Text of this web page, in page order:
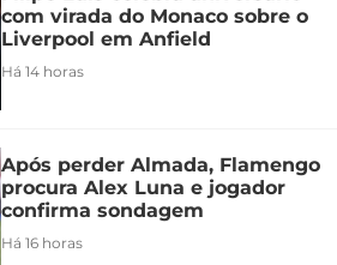
com virada do Monaco sobre o
Liverpool em Anfield
Há 14 horas
Após perder Almada, Flamengo
procura Alex Luna e jogador
confirma sondagem
Há 16 horas